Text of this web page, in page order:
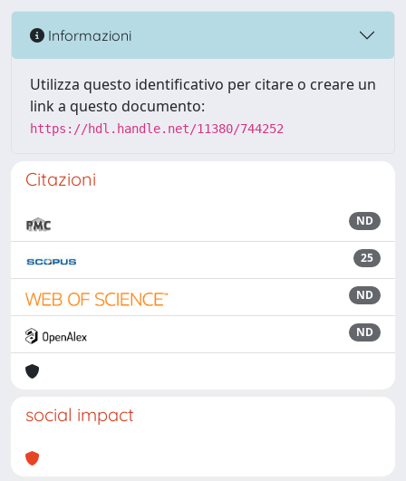
Informazioni
Utilizza questo identificativo per citare o creare un
link a questo documento:
https://hdl.handle.net/11380/744252
Citazioni
ND
25
ND
ND
social impact